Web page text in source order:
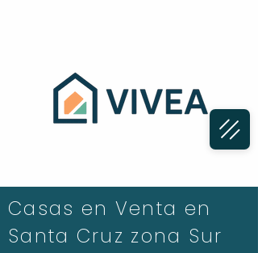
Casas en Venta en
Santa Cruz zona Sur